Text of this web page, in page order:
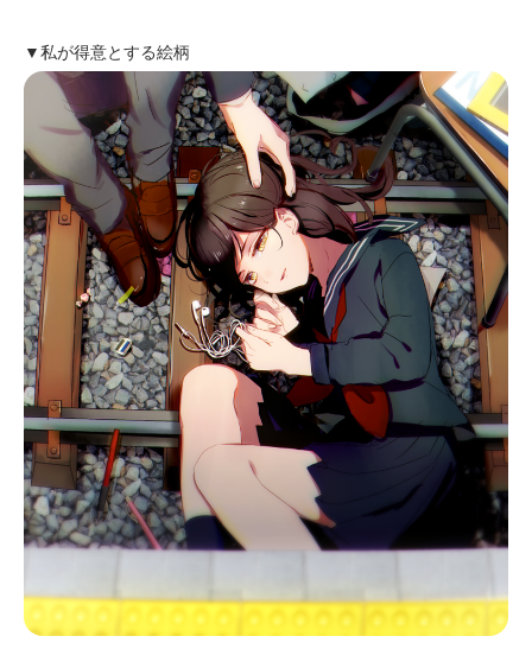
▼私が得意とする絵柄